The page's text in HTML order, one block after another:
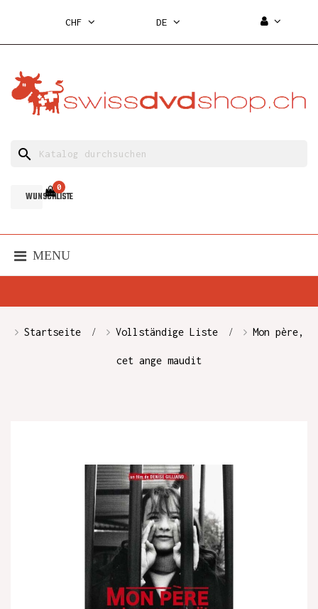
CHF DE
search
WUNSCHLISTE
0
MENU
Startseite Vollständige Liste Mon père,
cet ange maudit